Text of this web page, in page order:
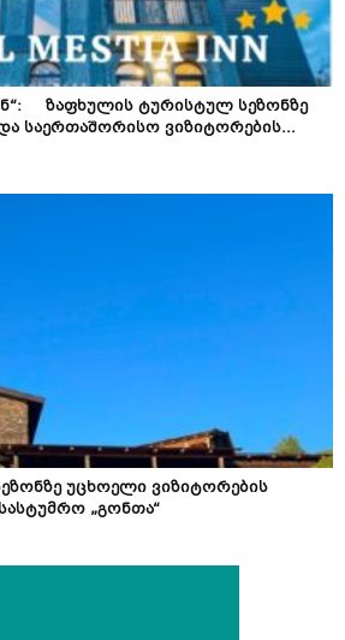
ზაფხულის ტურისტულ სეზონზე
საერთაშორისო ვიზიტორების...
უცხოელი ვიზიტორების
„გონთა“